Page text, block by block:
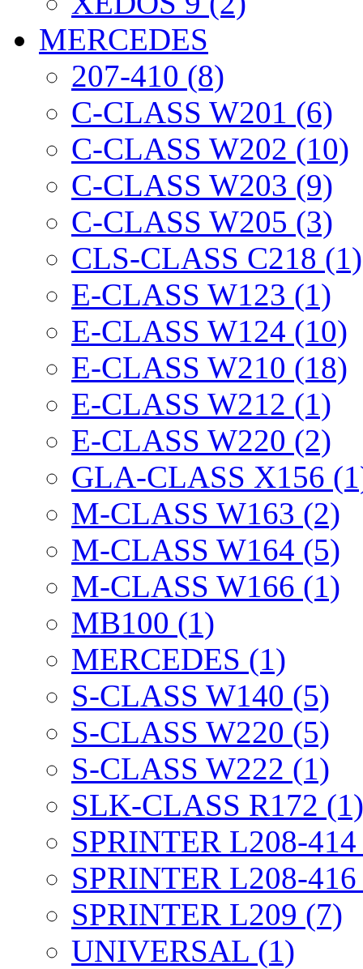
MERCEDES
207-410 (8)
C-CLASS W201 (6)
C-CLASS W202 (10)
C-CLASS W203 (9)
C-CLASS W205 (3)
CLS-CLASS C218 (1)
E-CLASS W123 (1)
E-CLASS W124 (10)
E-CLASS W210 (18)
E-CLASS W212 (1)
E-CLASS W220 (2)
GLA-CLASS X156
M-CLASS W163 (2)
M-CLASS W164 (5)
M-CLASS W166 (1)
MB100 (1)
MERCEDES (1)
S-CLASS W140 (5)
S-CLASS W220 (5)
S-CLASS W222 (1)
SLK-CLASS R172 (1)
SPRINTER L208-
SPRINTER L208-
SPRINTER L209 (7)
UNIVERSAL (1)